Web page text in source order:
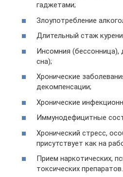
гаджетами;
Злоупотребление
Длительный стаж
Инсомния (бессонница),
сна);
Хронические
декомпенсации;
Хронические
Иммунодефицитные
Хронический стресс,
присутствует как на
Прием наркотических,
токсических препаратов.